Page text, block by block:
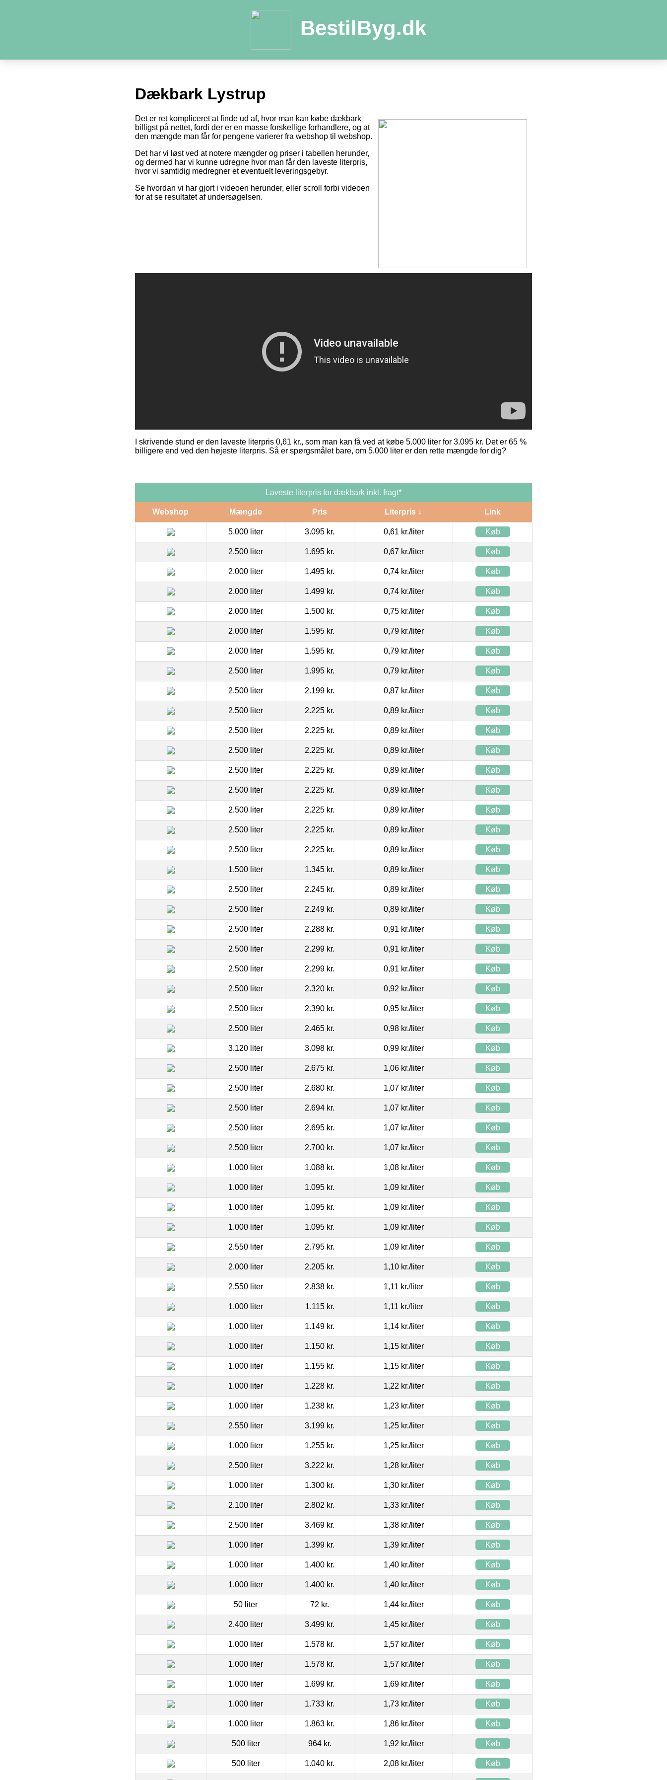
BestilByg.dk
Dækbark Lystrup
Det er ret kompliceret at finde ud af, hvor man kan købe dækbark
billigst på nettet, fordi der er en masse forskellige forhandlere, og at
den mængde man får for pengene varierer fra webshop til webshop.
Det har vi løst ved at notere mængder og priser i tabellen herunder,
og dermed har vi kunne udregne hvor man får den laveste literpris,
hvor vi samtidig medregner et eventuelt leveringsgebyr.
Se hvordan vi har gjort i videoen herunder, eller scroll forbi videoen
for at se resultatet af undersøgelsen.
I skrivende stund er den laveste literpris 0,61 kr., som man kan få ved at købe 5.000 liter for 3.095 kr. Det er 65 %
billigere end ved den højeste literpris. Så er spørgsmålet bare, om 5.000 liter er den rette mængde for dig?
Laveste literpris for dækbark inkl. fragt*
Webshop Mængde Pris Literpris ↓ Link
5.000 liter 3.095 kr. 0,61 kr./liter Køb
2.500 liter 1.695 kr. 0,67 kr./liter Køb
2.000 liter 1.495 kr. 0,74 kr./liter Køb
2.000 liter 1.499 kr. 0,74 kr./liter Køb
2.000 liter 1.500 kr. 0,75 kr./liter Køb
2.000 liter 1.595 kr. 0,79 kr./liter Køb
2.000 liter 1.595 kr. 0,79 kr./liter Køb
2.500 liter 1.995 kr. 0,79 kr./liter Køb
2.500 liter 2.199 kr. 0,87 kr./liter Køb
2.500 liter 2.225 kr. 0,89 kr./liter Køb
2.500 liter 2.225 kr. 0,89 kr./liter Køb
2.500 liter 2.225 kr. 0,89 kr./liter Køb
2.500 liter 2.225 kr. 0,89 kr./liter Køb
2.500 liter 2.225 kr. 0,89 kr./liter Køb
2.500 liter 2.225 kr. 0,89 kr./liter Køb
2.500 liter 2.225 kr. 0,89 kr./liter Køb
2.500 liter 2.225 kr. 0,89 kr./liter Køb
1.500 liter 1.345 kr. 0,89 kr./liter Køb
2.500 liter 2.245 kr. 0,89 kr./liter Køb
2.500 liter 2.249 kr. 0,89 kr./liter Køb
2.500 liter 2.288 kr. 0,91 kr./liter Køb
2.500 liter 2.299 kr. 0,91 kr./liter Køb
2.500 liter 2.299 kr. 0,91 kr./liter Køb
2.500 liter 2.320 kr. 0,92 kr./liter Køb
2.500 liter 2.390 kr. 0,95 kr./liter Køb
2.500 liter 2.465 kr. 0,98 kr./liter Køb
3.120 liter 3.098 kr. 0,99 kr./liter Køb
2.500 liter 2.675 kr. 1,06 kr./liter Køb
2.500 liter 2.680 kr. 1,07 kr./liter Køb
2.500 liter 2.694 kr. 1,07 kr./liter Køb
2.500 liter 2.695 kr. 1,07 kr./liter Køb
2.500 liter 2.700 kr. 1,07 kr./liter Køb
1.000 liter 1.088 kr. 1,08 kr./liter Køb
1.000 liter 1.095 kr. 1,09 kr./liter Køb
1.000 liter 1.095 kr. 1,09 kr./liter Køb
1.000 liter 1.095 kr. 1,09 kr./liter Køb
2.550 liter 2.795 kr. 1,09 kr./liter Køb
2.000 liter 2.205 kr. 1,10 kr./liter Køb
2.550 liter 2.838 kr. 1,11 kr./liter Køb
1.000 liter 1.115 kr. 1,11 kr./liter Køb
1.000 liter 1.149 kr. 1,14 kr./liter Køb
1.000 liter 1.150 kr. 1,15 kr./liter Køb
1.000 liter 1.155 kr. 1,15 kr./liter Køb
1.000 liter 1.228 kr. 1,22 kr./liter Køb
1.000 liter 1.238 kr. 1,23 kr./liter Køb
2.550 liter 3.199 kr. 1,25 kr./liter Køb
1.000 liter 1.255 kr. 1,25 kr./liter Køb
2.500 liter 3.222 kr. 1,28 kr./liter Køb
1.000 liter 1.300 kr. 1,30 kr./liter Køb
2.100 liter 2.802 kr. 1,33 kr./liter Køb
2.500 liter 3.469 kr. 1,38 kr./liter Køb
1.000 liter 1.399 kr. 1,39 kr./liter Køb
1.000 liter 1.400 kr. 1,40 kr./liter Køb
1.000 liter 1.400 kr. 1,40 kr./liter Køb
50 liter 72 kr. 1,44 kr./liter Køb
2.400 liter 3.499 kr. 1,45 kr./liter Køb
1.000 liter 1.578 kr. 1,57 kr./liter Køb
1.000 liter 1.578 kr. 1,57 kr./liter Køb
1.000 liter 1.699 kr. 1,69 kr./liter Køb
1.000 liter 1.733 kr. 1,73 kr./liter Køb
1.000 liter 1.863 kr. 1,86 kr./liter Køb
500 liter 964 kr. 1,92 kr./liter Køb
500 liter 1.040 kr. 2,08 kr./liter Køb